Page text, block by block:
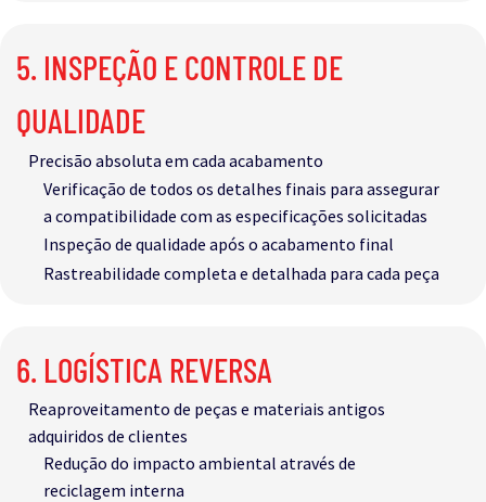
5. INSPEÇÃO E CONTROLE DE
QUALIDADE
Precisão absoluta em cada acabamento
Verificação de todos os detalhes finais para assegurar
a compatibilidade com as especificações solicitadas
Inspeção de qualidade após o acabamento final
Rastreabilidade completa e detalhada para cada peça​
6. LOGÍSTICA REVERSA
Reaproveitamento de peças e materiais antigos
adquiridos de clientes
Redução do impacto ambiental através de
reciclagem interna